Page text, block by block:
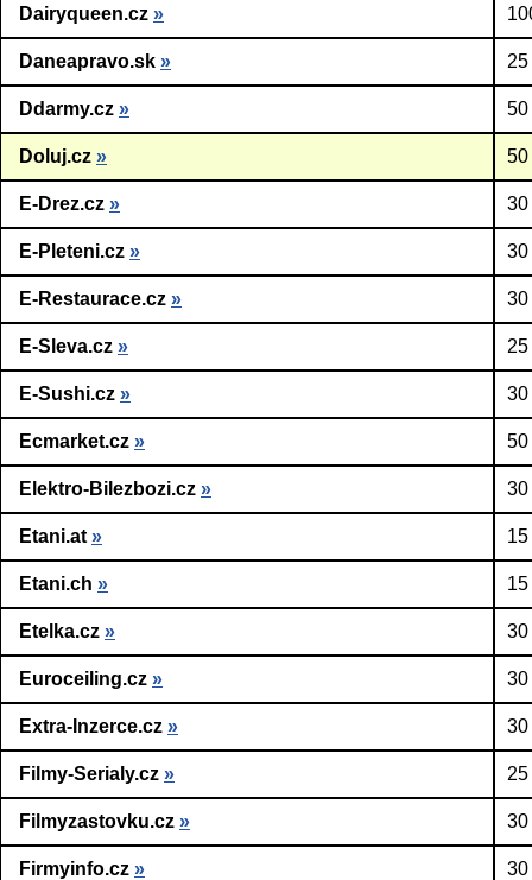
Dairyqueen.cz »
Daneapravo.sk »
Ddarmy.cz » 50
Doluj.cz » 50
E-Drez.cz » 30
E-Pleteni.cz » 30
E-Restaurace.cz » 30
E-Sleva.cz »
E-Sushi.cz » 30
Ecmarket.cz » 50
Elektro-Bilezbozi.cz » 30
Etani.at »
Etani.ch »
Etelka.cz » 30
Euroceiling.cz » 30
Extra-Inzerce.cz » 30
Filmy-Serialy.cz »
Filmyzastovku.cz » 30
Firmyinfo.cz » 30